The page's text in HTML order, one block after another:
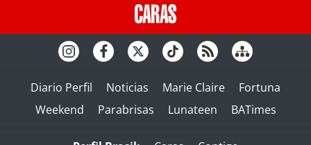
Diario Perfil Noticias Marie Claire
Fortuna
Weekend
Parabrisas Lunateen BATimes